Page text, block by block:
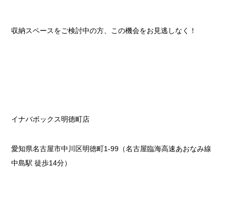
収納スペースをご検討中の方、この機会をお見逃しなく！
イナバボックス明徳町店
愛知県名古屋市中川区明徳町1-99（名古屋臨海高速あおなみ線
中島駅 徒歩14分）